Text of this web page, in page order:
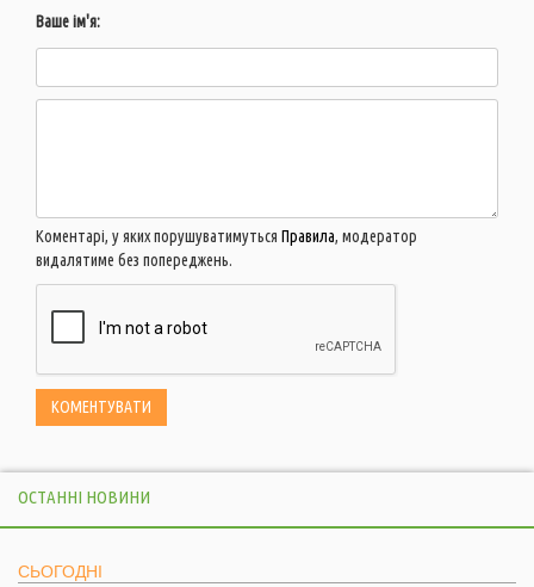
Ваше ім'я:
Коментарі, у яких порушуватимуться Правила, модератор
видалятиме без попереджень.
ОСТАННІ НОВИНИ
СЬОГОДНІ